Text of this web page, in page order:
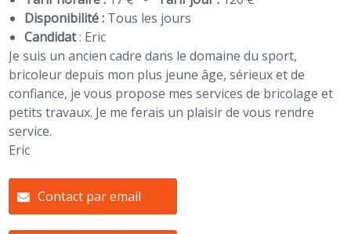
Disponibilité : Tous les jours
Candidat: Eric
Je suis un ancien cadre dans le domaine du sport,
bricoleur depuis mon plus jeune âge, sérieux et de
confiance, je vous propose mes services de bricolage et
petits travaux. Je me ferais un plaisir de vous rendre
service.
Eric
Contact par email